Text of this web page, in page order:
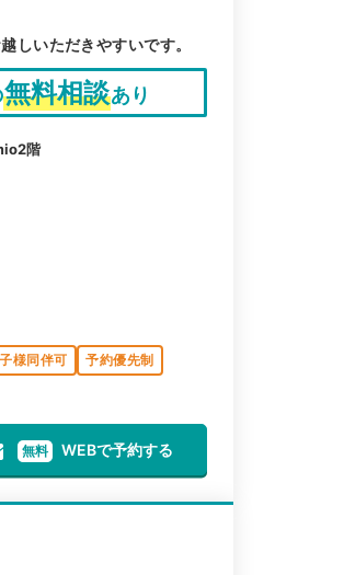
しいただきやすいです。
無料相談あり
階
様同伴可
予約優先制
無料 WEBで予約する